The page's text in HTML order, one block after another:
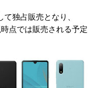
て独占販売となり、
点では販売される予定